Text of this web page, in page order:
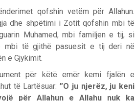
qofshin vetëm për Allahun.
dhe shpëtimi i Zotit qofshin mbi të
Muhamed, mbi familjen e tij, si
mbi të gjithë pasuesit e tij deri në
e Gjykimit.
për këtë emër kemi fjalën e
të Lartësuar:”O ju njerëz, ju keni
për Allahun e Allahu nuk ka